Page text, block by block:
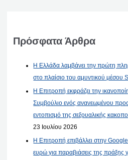
Πρόσφατα Άρθρα
Η Ελλάδα λαμβάνει την πρώτη
στο πλαίσιο του αμυντικού μέσου
Η Επιτροπή εκφράζει την
Συμβούλιο ενός ανανεωμένου
εντοπισμό της σεξουαλικής
23 Ιουλίου 2026
Η Επιτροπή επιβάλλει στην
ευρώ για παραβιάσεις της πράξης